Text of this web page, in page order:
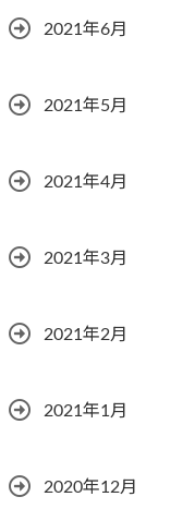
2021年6月
2021年5月
2021年4月
2021年3月
2021年2月
2021年1月
2020年12月